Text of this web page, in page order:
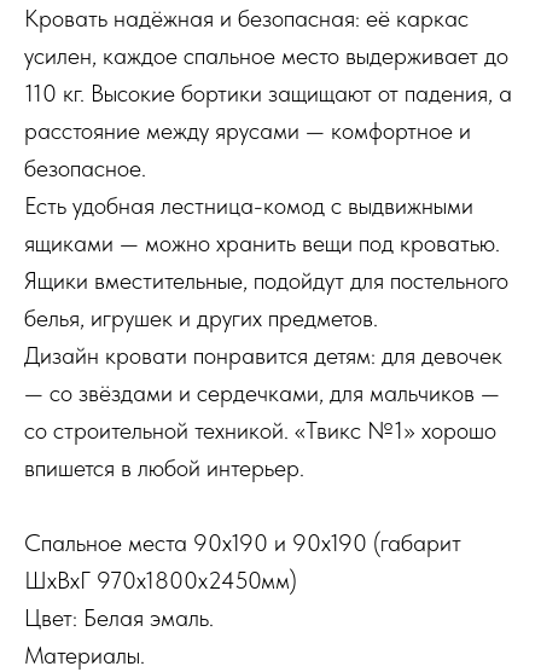
Кровать надёжная и безопасная: её каркас
усилен, каждое спальное место выдерживает до
110 кг. Высокие бортики защищают от падения, а
расстояние между ярусами — комфортное и
безопасное.
Есть удобная лестница-комод с выдвижными
ящиками — можно хранить вещи под кроватью.
Ящики вместительные, подойдут для постельного
белья, игрушек и других предметов.
Дизайн кровати понравится детям: для девочек
— со звёздами и сердечками, для мальчиков —
со строительной техникой. «Твикс №1» хорошо
впишется в любой интерьер.
Спальное места 90х190 и 90х190 (габарит
ШхВхГ 970х1800х2450мм)
Цвет: Белая эмаль.
Материалы.